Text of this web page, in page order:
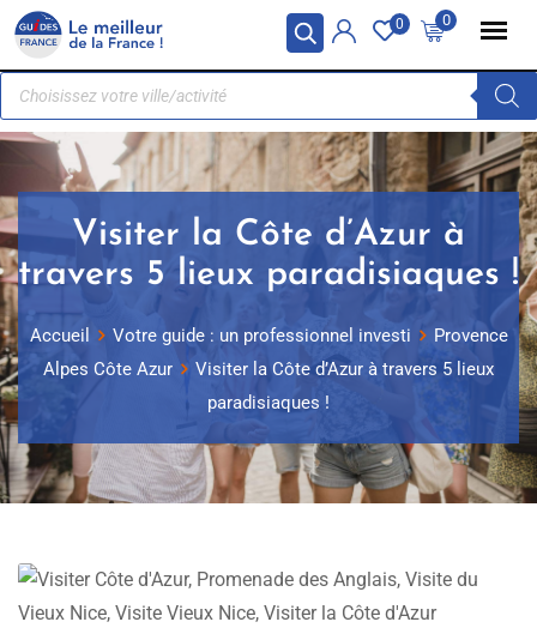
Panneau de gestion des cookies 0
0
Visiter la Côte d’Azur à
travers 5 lieux paradisiaques !
Accueil Votre guide : un professionnel investi
Provence
Alpes Côte Azur
Visiter la Côte d’Azur à travers 5 lieux
paradisiaques !